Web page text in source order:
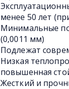
менее 50 лет
Минимальные
(0,0011 мм)
Подлежат
Низкая
повышенная
Жесткий и